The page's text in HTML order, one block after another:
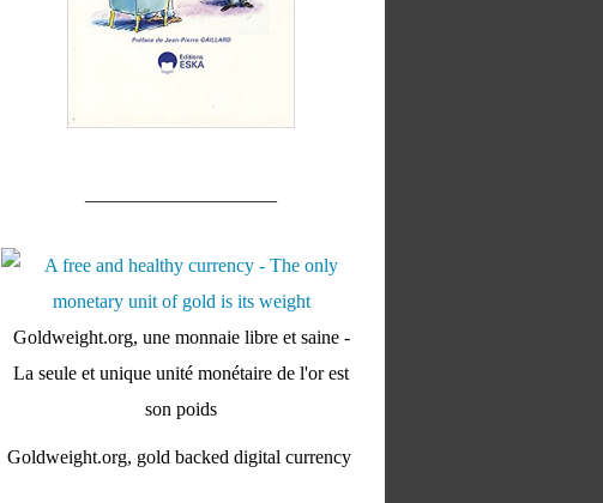
Goldweight.org, une monnaie libre et saine -
La seule et unique unité monétaire de l'or est
son poids
Goldweight.org, gold backed digital currency